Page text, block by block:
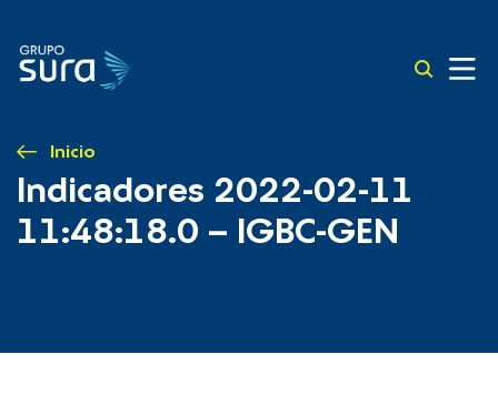
Inicio
Indicadores 2022-02-11
11:48:18.0 – IGBC-GEN